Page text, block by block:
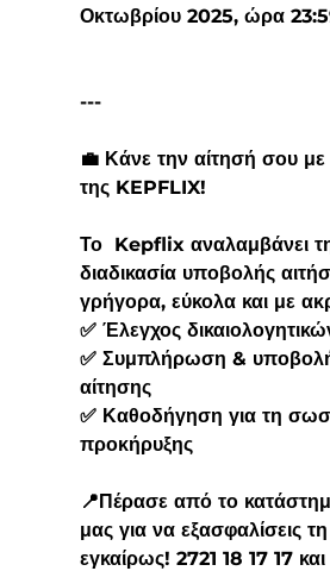
Οκτωβρίου 2025, ώρα
---
💼 Κάνε την αίτησή σου
της KEPFLIX!
Το  Kepflix αναλαμβάνει
διαδικασία υποβολής
γρήγορα, εύκολα και με
✅ Έλεγχος
✅ Συμπλήρωση &
αίτησης
✅ Καθοδήγηση για τη
προκήρυξης
📍Πέρασε από το
μας για να εξασφαλίσεις
εγκαίρως! 2721 18 17 17